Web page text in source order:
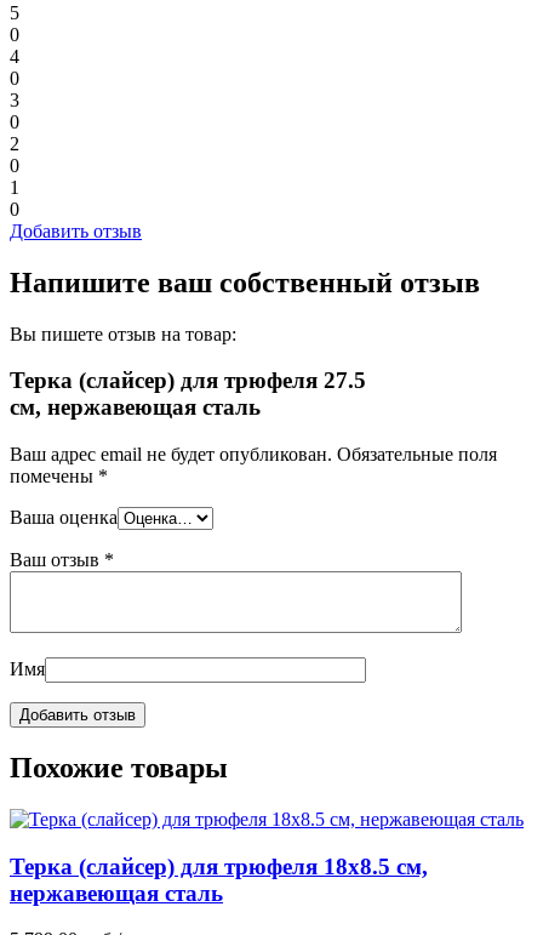
5
0
4
0
3
0
2
0
1
0
Добавить отзыв
Напишите ваш собственный отзыв
Вы пишете отзыв на товар:
Терка (слайсер) для трюфеля 27.5
см, нержавеющая сталь
Ваш адрес email не будет опубликован. Обязательные поля
помечены *
Ваша оценка
Ваш отзыв *
Имя
Похожие товары
Терка (слайсер) для трюфеля 18х8.5 см,
нержавеющая сталь